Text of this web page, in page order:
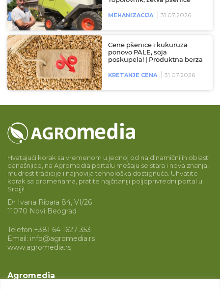
MEHANIZACIJA 31.07.2026
Cene pšenice i kukuruza
ponovo PALE, soja
poskupela! | Produktna berza
KRETANJE CENA 31.07.2026
Hvatajući korak sa vremenom u jednoj od najdinamičnijih oblasti
današnjice, na Agromedia portalu mešaju se stara i nova znanja,
mudrost tradicije i najnovija tehnološka dostignuća. Uhvatite
korak sa promenama, pratite najčitaniji poljoprivredni portal u
Srbiji!
Dr Ivana Ribara 84, VI/26
11070 Novi Beograd
Telefon:+381 64 1627 353
Email: info@agromedia.rs
www.agromedia.rs
Agromedia